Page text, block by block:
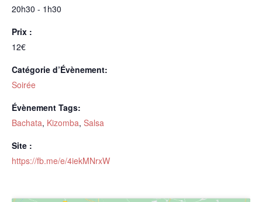
20h30 - 1h30
Prix :
12€
Catégorie d’Évènement:
Soirée
Évènement Tags:
Bachata, Kizomba, Salsa
Site :
https://fb.me/e/4iekMNrxW